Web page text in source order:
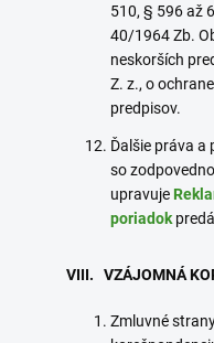
510, § 596 až
40/1964 Zb.
neskorších
Z. z., o
predpisov.
Ďalšie práva a
so
upravuje
poriadok
VIII. VZÁJOMNÁ
Zmluvné